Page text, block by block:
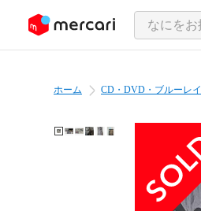
ツにスキップ
ホーム CD・DVD・ブルーレイ